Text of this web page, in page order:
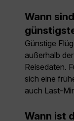
Wann
Günstige
außerhalb
Reisedaten.
sich eine
auch Last-
Wann ist